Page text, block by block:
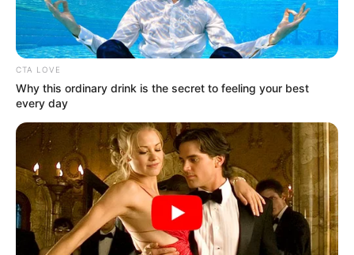
CTA LOVE
Why this ordinary drink is the secret to feeling your best
every day